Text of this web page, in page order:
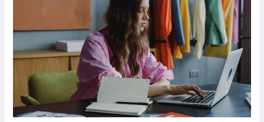
oferece
cadastro
de
produto